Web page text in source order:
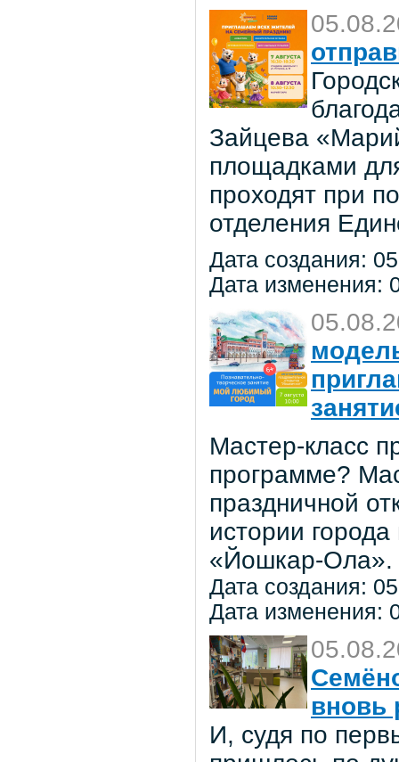
Зайцева
площадками
проходят при
отделения
Дата создания:
Дата изменения:
Мастер-класс
программе?
праздничной
истории
«Йошкар-Ола».
Дата создания:
Дата изменения:
вновь
И, судя по